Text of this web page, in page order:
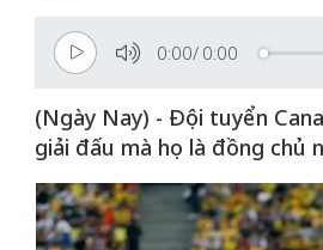
0:00/ 0:00
(Ngày Nay) - Đội tuyển
giải đấu mà họ là đồng chủ